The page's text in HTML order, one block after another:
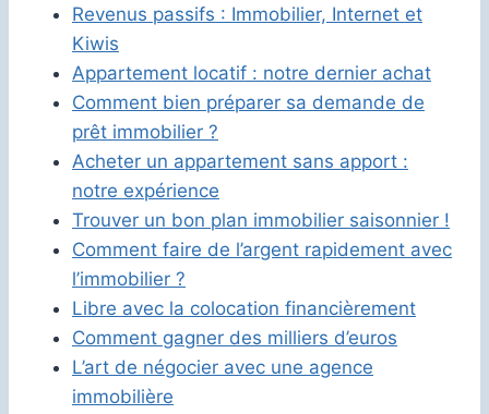
Revenus passifs : Immobilier, Internet et
Kiwis
Appartement locatif : notre dernier achat
Comment bien préparer sa demande de
prêt immobilier ?
Acheter un appartement sans apport :
notre expérience
Trouver un bon plan immobilier saisonnier !
Comment faire de l’argent rapidement avec
l’immobilier ?
Libre avec la colocation financièrement
Comment gagner des milliers d’euros
L’art de négocier avec une agence
immobilière